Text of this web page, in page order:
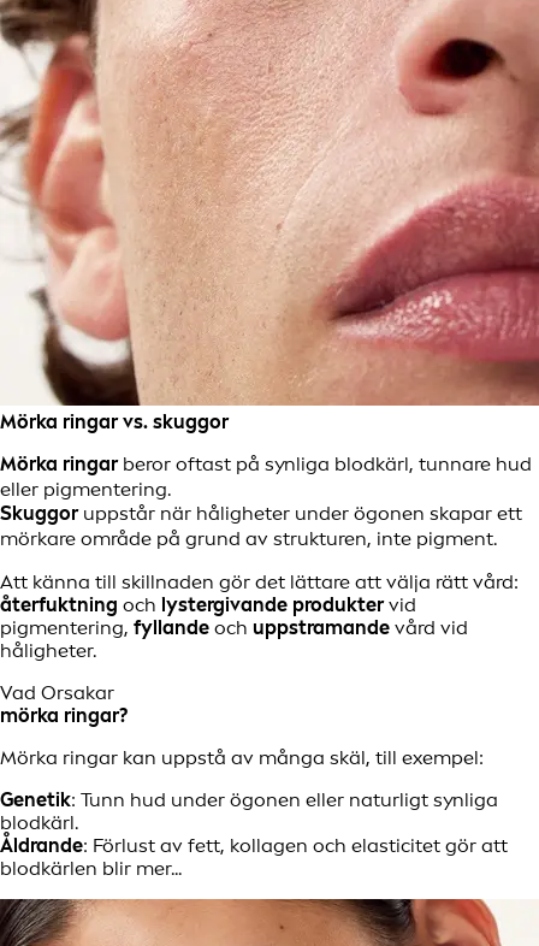
Mörka ringar vs. skuggor
Mörka ringarberor oftast på synliga blodkärl, tunnare hud
eller pigmentering.
Skuggoruppstår när håligheter under ögonen skapar ett
mörkare område på grund av strukturen, inte pigment.
Att känna till skillnaden gör det lättare att välja rätt vård:
återfuktning och lystergivande produktervid
pigmentering, fyllande och uppstramande vård vid
håligheter.
Vad Orsakar
mörka ringar?
Mörka ringar kan uppstå av många skäl, till exempel:
Genetik: Tunn hud under ögonen eller naturligt synliga
blodkärl.
Åldrande: Förlust av fett, kollagen och elasticitet gör att
blodkärlen blir mer...